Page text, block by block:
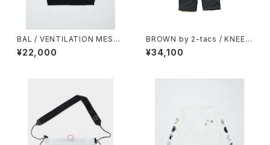
BAL / VENTILATION MESH
KNIT ZIP POLO SS
¥22,000
BROWN by 2-tacs / KNEE
TUCK PANTS（CHARCOAL）
¥34,100